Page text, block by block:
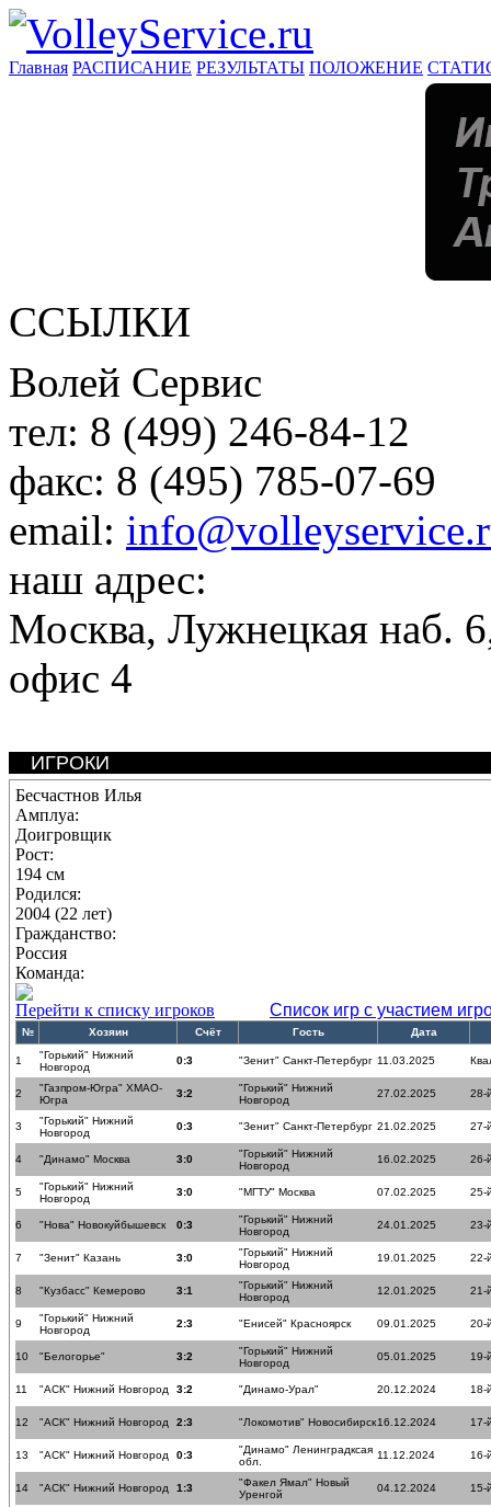
Главная РАСПИСАНИЕ РЕЗУЛЬТАТЫ ПОЛОЖЕНИЕ
ССЫЛКИ
Волей Сервис
тел: 8 (499) 246-84-12
факс: 8 (495) 785-07-69
email:
наш адрес:
Москва, Лужнецкая наб.
офис 4
ИГРОКИ
Бесчастнов Илья
Амплуа:
Доигровщик
Рост:
194 см
Родился:
2004 (22 лет)
Гражданство:
Россия
Команда:
Перейти к списку игроков
Список игр с участием
№ Хозяин Счёт Гость Дата
1
"Горький" Нижний
Новгород
0:3 "Зенит" Санкт-Петербург 11.03.2025
2
"Газпром-Югра" ХМАО-
Югра
3:2
"Горький" Нижний
Новгород
27.02.2025 28-
3
"Горький" Нижний
Новгород
0:3 "Зенит" Санкт-Петербург 21.02.2025 27-
4 "Динамо" Москва 3:0
"Горький" Нижний
Новгород
16.02.2025 26-
5
"Горький" Нижний
Новгород
3:0 "МГТУ" Москва 07.02.2025 25-
6 "Нова" Новокуйбышевск 0:3
"Горький" Нижний
Новгород
24.01.2025 23-
7 "Зенит" Казань 3:0
"Горький" Нижний
Новгород
19.01.2025 22-
8 "Кузбасс" Кемерово 3:1
"Горький" Нижний
Новгород
12.01.2025 21-
9
"Горький" Нижний
Новгород
2:3 "Енисей" Красноярск 09.01.2025 20-
10 "Белогорье" 3:2
"Горький" Нижний
Новгород
05.01.2025 19-
11 "АСК" Нижний Новгород 3:2 "Динамо-Урал" 20.12.2024 18-
12 "АСК" Нижний Новгород 2:3 "Локомотив" Новосибирск16.12.2024 17-
13 "АСК" Нижний Новгород 0:3
"Динамо" Ленинградксая
обл.
11.12.2024 16-
14 "АСК" Нижний Новгород 1:3
"Факел Ямал" Новый
Уренгой
04.12.2024 15-